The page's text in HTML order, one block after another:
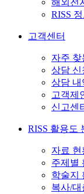
해외전
RISS
고객센터
자주 찾
상담 신
상담 내
고객제
신고센
RISS 활용도
자료 현
주제별
학술지
복사/대